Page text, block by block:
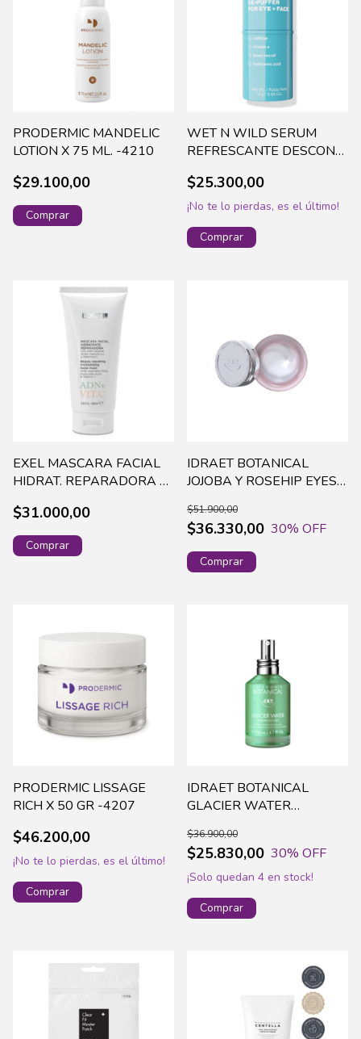
PRODERMIC MANDELIC
LOTION X 75 ML. -4210
$29.100,00
WET N WILD SERUM
REFRESCANTE DESCONG.
$25.300,00
¡No te lo pierdas, es el último!
EXEL MASCARA FACIAL
HIDRAT. REPARADORA C/
$31.000,00
IDRAET BOTANICAL
JOJOBA Y ROSEHIP EYES
15328(60)
$36.330,00
$51.900,00
30% OFF
PRODERMIC LISSAGE
RICH X 50 GR -4207
$46.200,00
¡No te lo pierdas, es el último!
IDRAET BOTANICAL
GLACIER WATER
X120ML-17094
$25.830,00
$36.900,00
30% OFF
¡Solo quedan 4 en stock!